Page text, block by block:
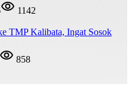
1142
TMP Kalibata, Ingat Sosok
858